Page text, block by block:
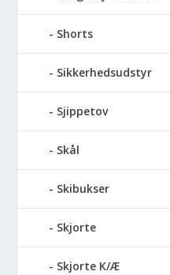
Shorts
Sikkerhedsudstyr
Sjippetov
Skål
Skibukser
Skjorte
Skjorte K/Æ